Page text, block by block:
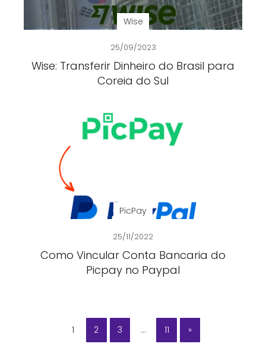
Wise
25/09/2023
Wise: Transferir Dinheiro do Brasil para
Coreia do Sul
PicPay
25/11/2022
Como Vincular Conta Bancaria do
Picpay no Paypal
1 2 3 … 11 »